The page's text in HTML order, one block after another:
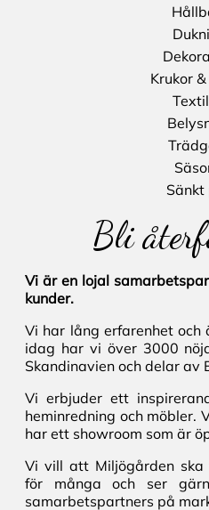
Krukor
Sänkt
Bli
Vi är en lojal
kunder.
Vi har lång erfarenhet
idag har vi över 3000
Skandinavien och delar av
Vi erbjuder ett
heminredning och möbler.
har ett showroom som är
Vi vill att Miljögården
för många och ser
samarbetspartners på